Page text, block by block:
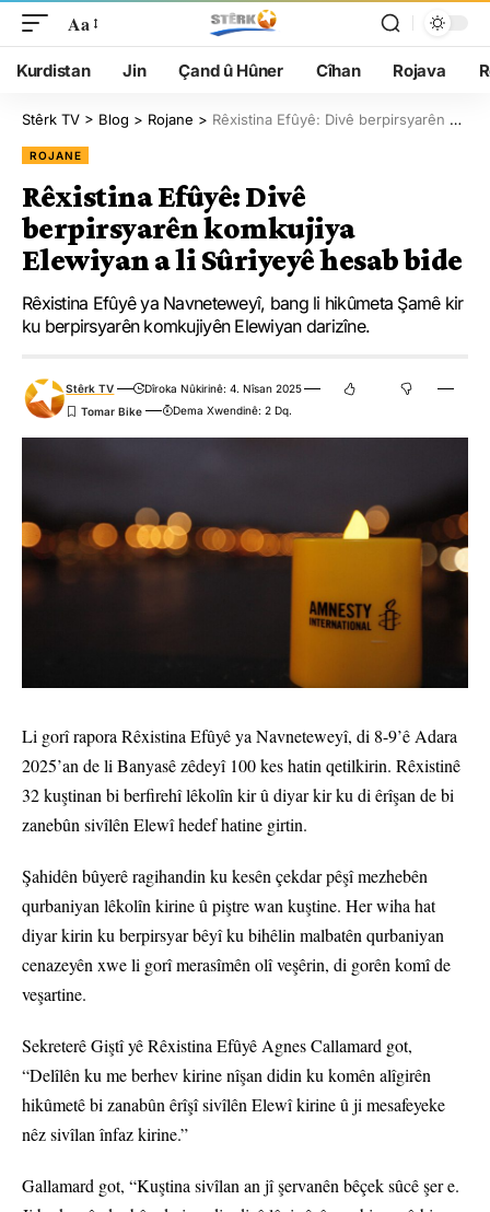
Aa
Kurdistan Jin Çand û Hûner Cîhan Rojava
Stêrk TV > Blog > Rojane > Rêxistina Efûyê: Divê berpirsyarên komkujiya Elewiyan a li Sûriyeyê hesab bide
ROJANE
Rêxistina Efûyê: Divê
berpirsyarên komkujiya
Elewiyan a li Sûriyeyê hesab bide
Rêxistina Efûyê ya Navneteweyî, bang li hikûmeta Şamê kir
ku berpirsyarên komkujiyên Elewiyan darizîne.
Stêrk TV
Dîroka Nûkirinê: 4. Nîsan 2025
Dema Xwendinê: 2 Dq.
Li gorî rapora Rêxistina Efûyê ya Navneteweyî, di 8-9’ê Adara
2025’an de li Banyasê zêdeyî 100 kes hatin qetilkirin. Rêxistinê
32 kuştinan bi berfirehî lêkolîn kir û diyar kir ku di êrîşan de bi
zanebûn sivîlên Elewî hedef hatine girtin.
Şahidên bûyerê ragihandin ku kesên çekdar pêşî mezhebên
qurbaniyan lêkolîn kirine û piştre wan kuştine. Her wiha hat
diyar kirin ku berpirsyar bêyî ku bihêlin malbatên qurbaniyan
cenazeyên xwe li gorî merasîmên olî veşêrin, di gorên komî de
veşartine.
Sekreterê Giştî yê Rêxistina Efûyê Agnes Callamard got,
“Delîlên ku me berhev kirine nîşan didin ku komên alîgirên
hikûmetê bi zanabûn êrîşî sivîlên Elewî kirine û ji mesafeyeke
nêz sivîlan înfaz kirine.”
Gallamard got, “Kuştina sivîlan an jî şervanên bêçek sûcê şer e.